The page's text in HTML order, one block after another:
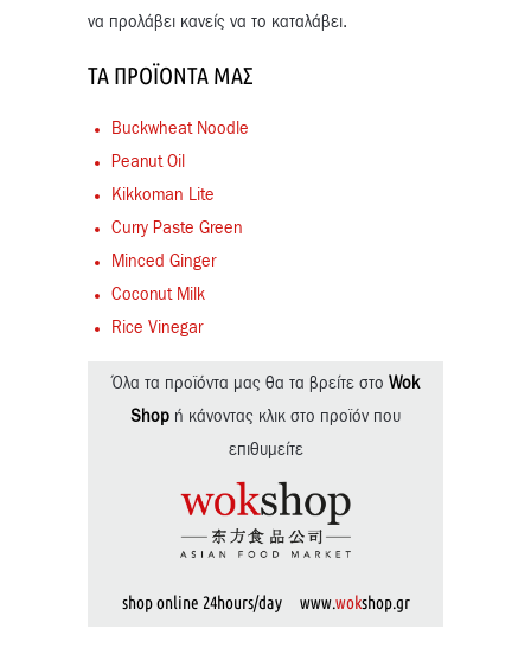
να προλάβει κανείς να το καταλάβει.
ΤΑ ΠΡΟΪΌΝΤΑ ΜΑΣ
Buckwheat Noodle
Peanut Oil
Kikkoman Lite
Curry Paste Green
Minced Ginger
Coconut Milk
Rice Vinegar
Όλα τα προϊόντα μας θα τα βρείτε στο Wok
Shop ή κάνοντας κλικ στο προϊόν που
επιθυμείτε
shop online 24hours/day www.wokshop.gr